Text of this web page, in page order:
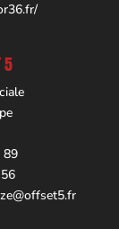
5
89